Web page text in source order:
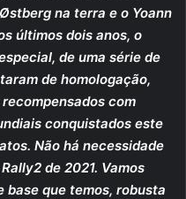
na terra e o Yoann
últimos dois anos, o
de uma série de
de homologação,
com
conquistados este
Não há necessidade
de 2021. Vamos
que temos, robusta